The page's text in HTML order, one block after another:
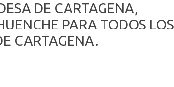
DE CARTAGENA,
PARA TODOS LOS
CARTAGENA.